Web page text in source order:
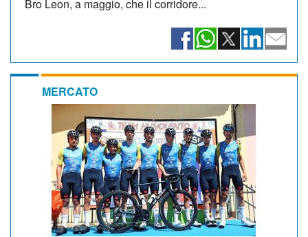
Bro Leon, a maggio, che il corridore...
MERCATO